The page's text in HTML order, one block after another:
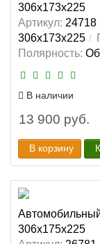
306x173x225
Артикул: 24718
306x173x225
Полярность:
В наличии
13 900 руб.
В корзину
306x175x225